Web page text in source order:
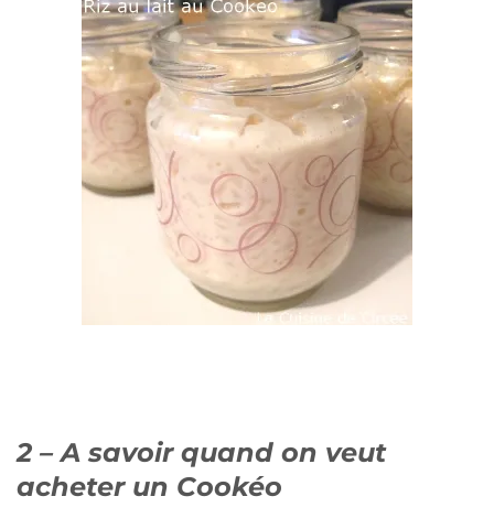
2 – A savoir quand on veut
acheter un Cookéo